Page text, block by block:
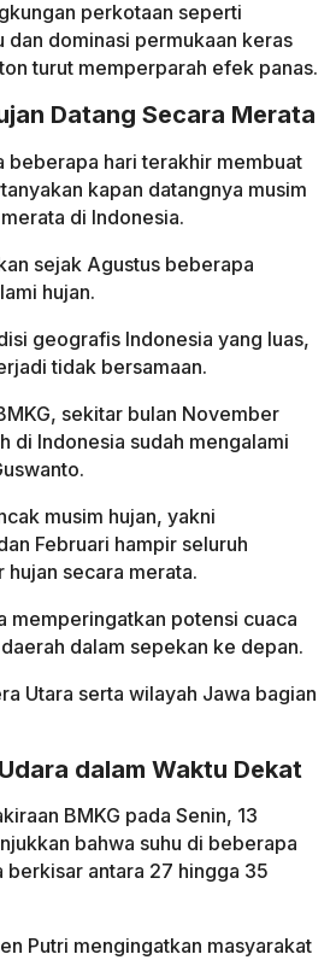
perkotaan seperti
dan dominasi permukaan keras
turut memperparah efek panas.
Datang Secara Merata
beberapa hari terakhir membuat
kapan datangnya musim
di Indonesia.
sejak Agustus beberapa
hujan.
geografis Indonesia yang luas,
tidak bersamaan.
sekitar bulan November
di Indonesia sudah mengalami
musim hujan, yakni
Februari hampir seluruh
secara merata.
memperingatkan potensi cuaca
dalam sepekan ke depan.
Utara serta wilayah Jawa bagian
dalam Waktu Dekat
BMKG pada Senin, 13
bahwa suhu di beberapa
berkisar antara 27 hingga 35
Putri mengingatkan masyarakat